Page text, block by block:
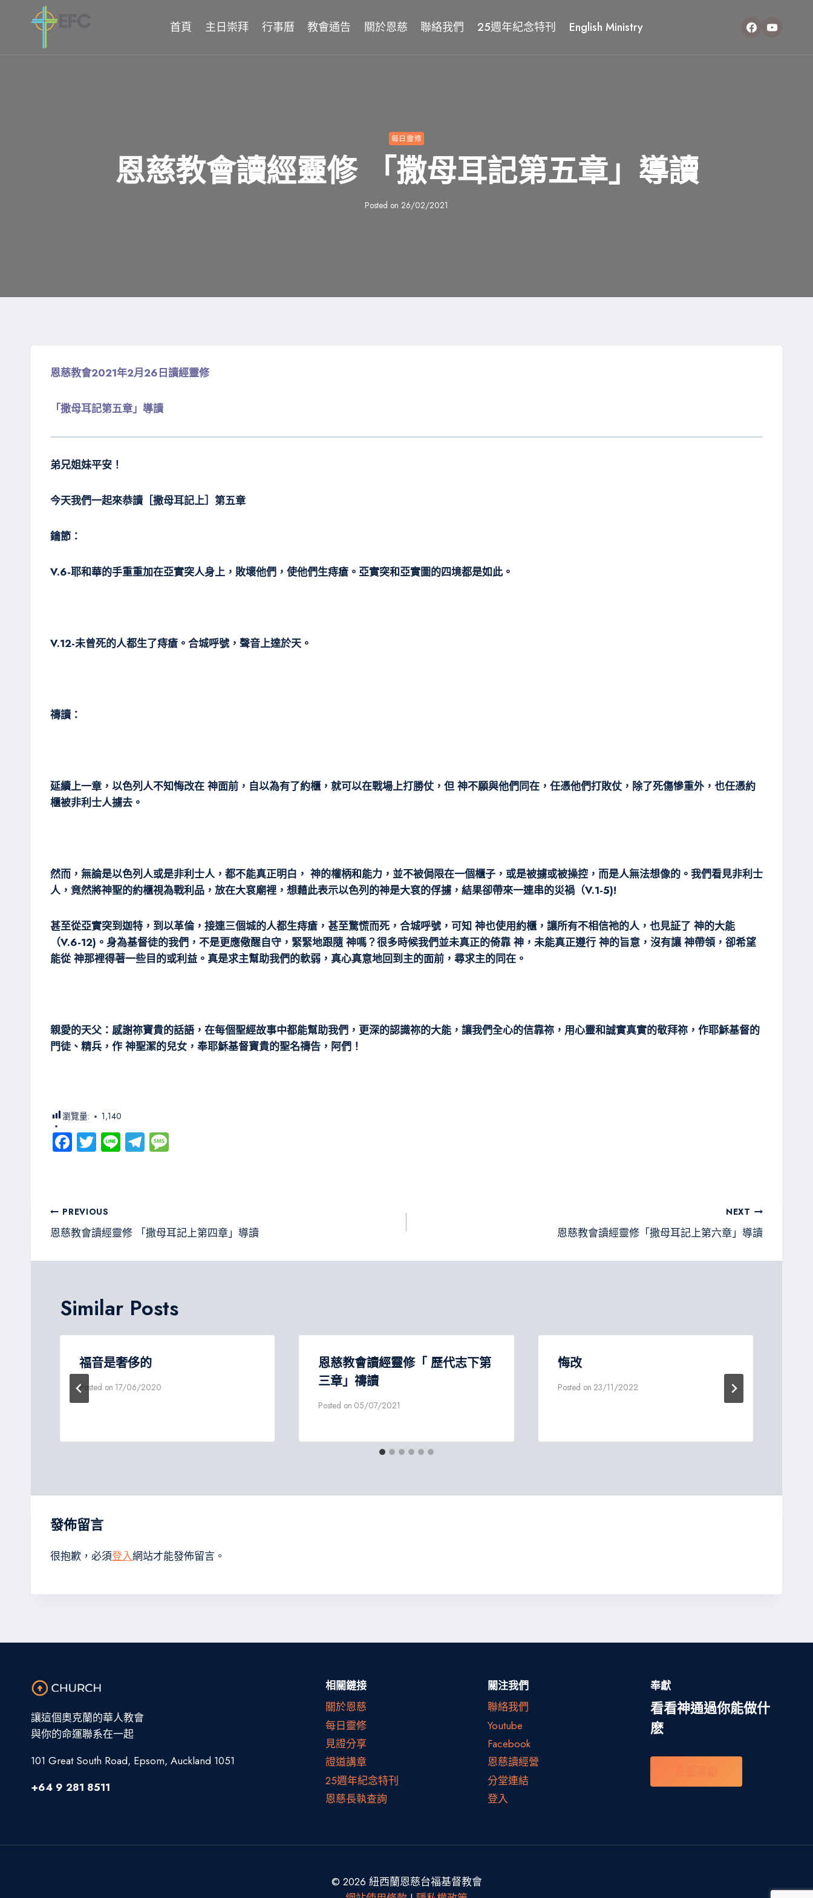
首頁 主日崇拜 行事曆 教會通告 關於恩慈 聯絡我們 25週年紀念特刊 English Ministry
每日靈修
恩慈教會讀經靈修 「撒母耳記第五章」導讀
Posted on 26/02/2021
恩慈教會2021年2月26日讀經靈修
「撒母耳記第五章」導讀
弟兄姐妹平安！
今天我們一起來恭讀［撒母耳記上］第五章
鑰節：
V.6-耶和華的手重重加在亞實突人身上，敗壞他們，使他們生痔瘡。亞實突和亞實圖的四境都是如此。
V.12-未曾死的人都生了痔瘡。合城呼號，聲音上達於天。
禱讀：
延續上一章，以色列人不知悔改在 神面前，自以為有了約櫃，就可以在戰場上打勝仗，但 神不願與他們同在，任憑他們打敗仗，除了死傷慘重外，也任憑約
櫃被非利士人擄去。
然而，無論是以色列人或是非利士人，都不能真正明白， 神的權柄和能力，並不被侷限在一個櫃子，或是被擄或被操控，而是人無法想像的。我們看見非利士
人，竟然將神聖的約櫃視為戰利品，放在大袞廟裡，想藉此表示以色列的神是大袞的俘擄，結果卻帶來一連串的災禍（V.1-5)!
甚至從亞實突到迦特，到以革倫，接連三個城的人都生痔瘡，甚至驚慌而死，合城呼號，可知 神也使用約櫃，讓所有不相信祂的人，也見証了 神的大能
（V.6-12)。身為基督徒的我們，不是更應儆醒自守，緊緊地跟隨 神嗎？很多時候我們並未真正的倚靠 神，未能真正遵行 神的旨意，沒有讓 神帶領，卻希望
能從 神那裡得著一些目的或利益。真是求主幫助我們的軟弱，真心真意地回到主的面前，尋求主的同在。
親愛的天父：感謝祢寶貴的話語，在每個聖經故事中都能幫助我們，更深的認識祢的大能，讓我們全心的信靠祢，用心靈和誠實真實的敬拜祢，作耶穌基督的
門徒、精兵，作 神聖潔的兒女，奉耶穌基督寶貴的聖名禱告，阿們！
瀏覽量: 1,140
Fa
ce
ok
T
wi
Li
ne
Te
le
文
章
導
PREVIOUS
恩慈教會讀經靈修 「撒母耳記上第四章」導讀
NEXT
恩慈教會讀經靈修「撒母耳記上第六章」導讀
Similar Posts
福音是奢侈的
Posted on 17/06/2020
恩慈教會讀經靈修「 歷代志下第
三章」禱讀
Posted on 05/07/2021
悔改
Posted on 23/11/2022
發佈留言
很抱歉，必須登入網站才能發佈留言。
讓這個奧克蘭的華人教會
與你的命運聯系在一起
101 Great South Road, Epsom, Auckland 1051
+64 9 281 8511
相關鏈接
關於恩慈
每日靈修
見證分享
證道講章
25週年紀念特刊
恩慈長執查詢
關注我們
聯絡我們
Youtube
Facebook
恩慈讀經營
分堂連結
登入
奉獻
看看神通過你能做什
麽
© 2026 紐西蘭恩慈台福基督教會